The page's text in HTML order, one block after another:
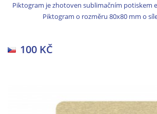
Piktogram je zhotoven sublimačním potiskem
Piktogram o rozměru 80x80 mm o
100 KČ